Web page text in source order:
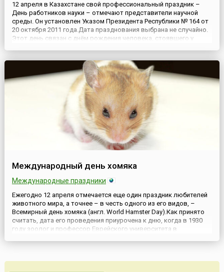
12 апреля в Казахстане свой профессиональный праздник –
День работников науки – отмечают представители научной
среды. Он установлен Указом Президента Республики № 164 от
20 октября 2011 года.Дата празднования выбрана не случайно.
Этот день связан с днём рождения человека, стоявшего у
Международный день хомяка
Международные праздники
Ежегодно 12 апреля отмечается еще один праздник любителей
животного мира, а точнее – в честь одного из его видов, –
Всемирный день хомяка (англ. World Hamster Day).Как принято
считать, дата его проведения приурочена к дню, когда в 1930
году зоолог и профессор Еврейского университета в